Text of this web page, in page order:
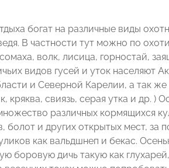
богат на различные виды
В частности тут можно по
волк, лисица, горностай,
видов гусей и уток населяют
и Северной Карелии, а так же
кряква, свиязь, серая утка и др.
различных кормящихся
болот и других открытых мест, за
как вальдшнеп и бекас.
боровую дичь такую как